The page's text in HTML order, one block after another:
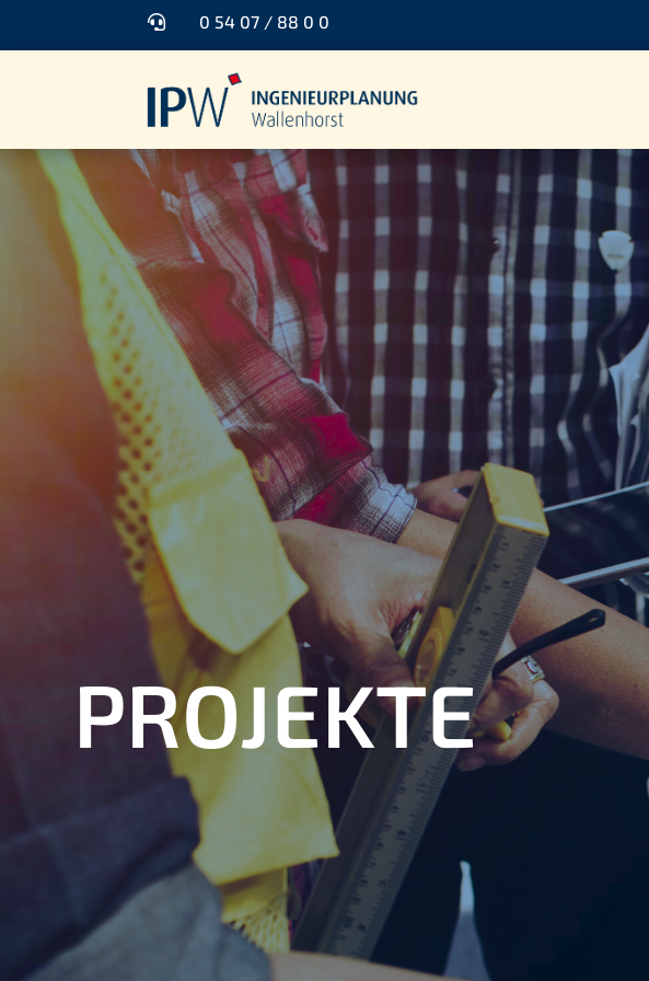
 0 54 07 / 88 0 0
PROJEKTE